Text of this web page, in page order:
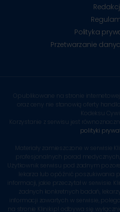
Polityka
Przetwarzanie
Opublikowane na stronie
oraz ceny nie stanowią oferty
Kodeksu
Korzystanie z serwisu jest
polityki
Materiały zamieszczone w serwisie
profesjonalnych porad
Użytkownik serwisu pod żadnym
lekarza lub opóźnić poszukiwania
informacji, jakie przeczytał w serwisie.
żadnych konkretnych badań,
informacji zawartych w serwisie,
na stronie Kliniki.pl odbywa się